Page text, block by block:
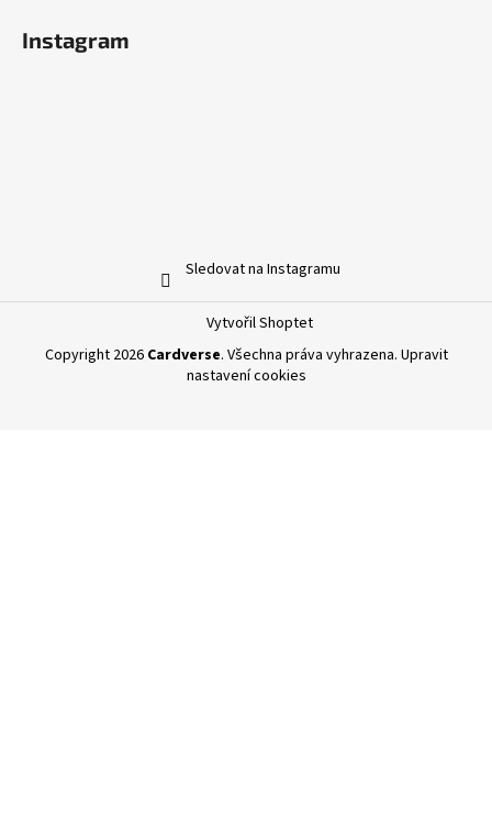
Instagram
Sledovat na Instagramu
Vytvořil Shoptet
Copyright 2026 Cardverse. Všechna práva vyhrazena. Upravit
nastavení cookies